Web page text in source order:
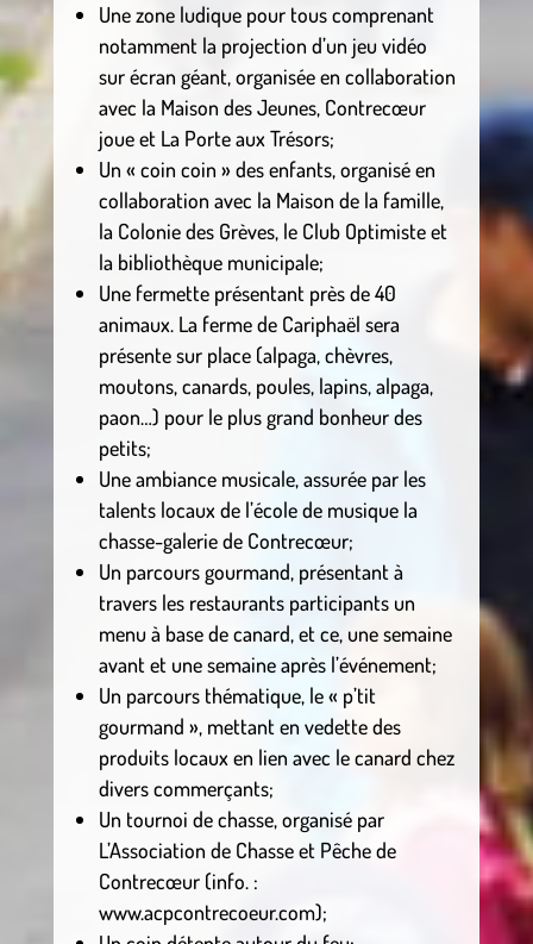
Une zone ludique pour tous comprenant
notamment la projection d’un jeu vidéo
sur écran géant, organisée en collaboration
avec la Maison des Jeunes, Contrecœur
joue et La Porte aux Trésors;
Un « coin coin » des enfants, organisé en
collaboration avec la Maison de la famille,
la Colonie des Grèves, le Club Optimiste et
la bibliothèque municipale;
Une fermette présentant près de 40
animaux. La ferme de Cariphaël sera
présente sur place (alpaga, chèvres,
moutons, canards, poules, lapins, alpaga,
paon…) pour le plus grand bonheur des
petits;
Une ambiance musicale, assurée par les
talents locaux de l’école de musique la
chasse-galerie de Contrecœur;
Un parcours gourmand, présentant à
travers les restaurants participants un
menu à base de canard, et ce, une semaine
avant et une semaine après l’événement;
Un parcours thématique, le « p’tit
gourmand », mettant en vedette des
produits locaux en lien avec le canard chez
divers commerçants;
Un tournoi de chasse, organisé par
L’Association de Chasse et Pêche de
Contrecœur (info. :
www.acpcontrecoeur.com);